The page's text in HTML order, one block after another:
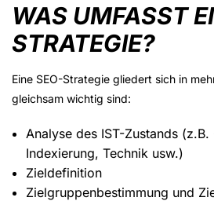
WAS UMFASST
STRATEGIE?
Eine SEO-Strategie gliedert sich in
gleichsam wichtig sind:
Analyse des IST-Zustands
Indexierung, Technik usw.)
Zieldefinition
Zielgruppenbestimmung und